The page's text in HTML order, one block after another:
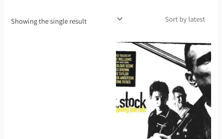
Showing the single result